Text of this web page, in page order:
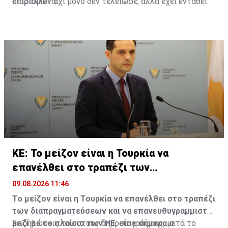
ΚΕ: Το μείζον είναι η Τουρκία να
επανέλθει στο τραπέζι των
διαπραγματεύσεων
09.08.2026 11:46
Το μείζον είναι η Τουρκία να επανέλθει στο τραπέζι
των διαπραγματεύσεων και να επανευθυγραμμιστεί
μαζί με το πλαίσιο των ΗΕ, είπε σήμερα ο
Σε δηλώσεις του στους δημοσιογράφους, μετά το